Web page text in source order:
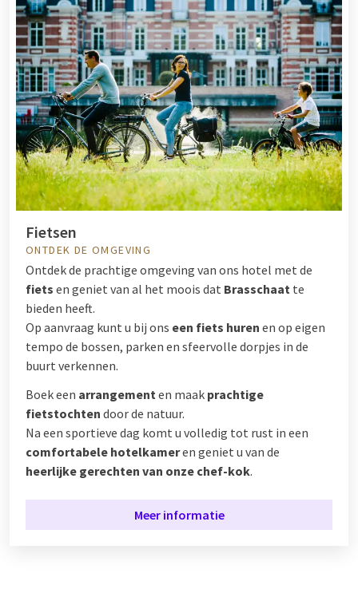
Fietsen
ONTDEK DE OMGEVING
Ontdek de prachtige omgeving van ons hotel met de
fiets en geniet van al het moois dat Brasschaat te
bieden heeft.
Op aanvraag kunt u bij ons een fiets huren en op eigen
tempo de bossen, parken en sfeervolle dorpjes in de
buurt verkennen.
Boek een arrangement en maak prachtige
fietstochten door de natuur.
Na een sportieve dag komt u volledig tot rust in een
comfortabele hotelkameren geniet u van de
heerlijke gerechten van onze chef-kok.
Meer informatie